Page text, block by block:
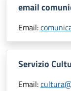
email
Email:
Servizio
Email: